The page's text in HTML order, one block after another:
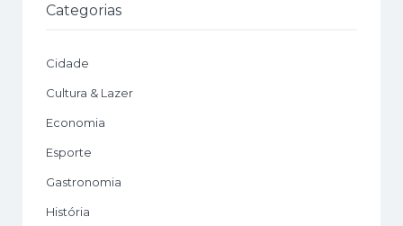
Categorias
Cidade
Cultura & Lazer
Economia
Esporte
Gastronomia
História